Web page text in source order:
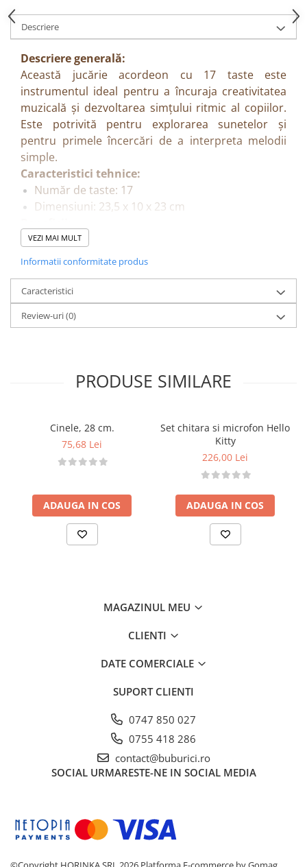
Descriere
Descriere generală:
Această jucărie acordeon cu 17 taste este
instrumentul ideal pentru a încuraja creativitatea
muzicală și dezvoltarea simțului ritmic al copiilor.
Este potrivită pentru explorarea sunetelor și
pentru primele încercări de a interpreta melodii
simple.
Caracteristici tehnice:
Număr de taste: 17
Dimensiuni: 23,5 x 10 x 23 cm
Stimulează creativitatea muzicală
Dezvoltă coordonarea mână-ochi și dexteritatea
distractiv
Instrucțiuni:
Instrucțiunile pentru utilizare sunt disponibile în
supravegherea unei persoane adulte
copilului
A se folosi sub supravegherea directă a unui
Pentru a va familiariza cu instrumentul, gasiti
VEZI MAI MULT
Informatii conformitate produs
Caracteristici
Review-uri(0)
PRODUSE SIMILARE
Cinele, 28 cm.
75,68 Lei
ADAUGA IN COS
Set chitara si microfon Hello
Kitty
226,00 Lei
ADAUGA IN COS
MAGAZINUL MEU
CLIENTI
DATE COMERCIALE
SUPORT CLIENTI
0747 850 027
0755 418 286
contact@buburici.ro
SOCIAL URMARESTE-NE IN SOCIAL MEDIA